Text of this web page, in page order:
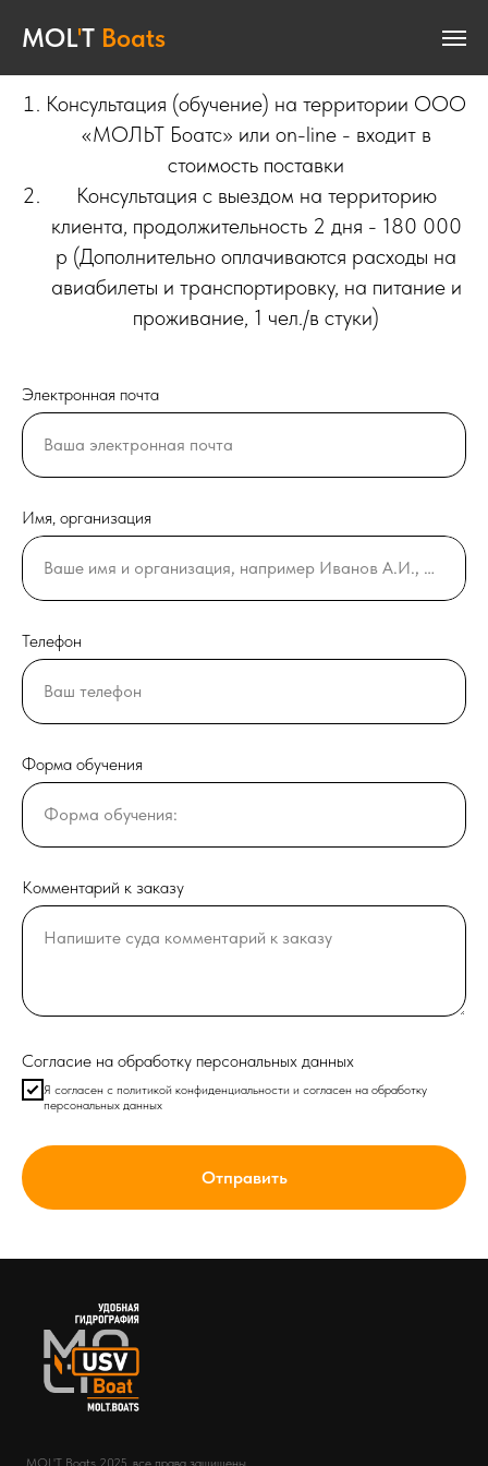
MOL' T Boats- удобная гидрография!
MOL'T Boats
Консультация (обучение) на территории ООО
«МОЛЬТ Боатс» или on-line - входит в
стоимость поставки
Консультация с выездом на территорию
клиента, продолжительность 2 дня - 180 000
р (Дополнительно оплачиваются расходы на
авиабилеты и транспортировку, на питание и
проживание, 1 чел./в стуки)
Электронная почта
Ваша электронная почта
Имя, организация
Ваше имя и организация, например Иванов А.И., ООО ГИДРОПРОЕКТ
Телефон
Ваш телефон
Форма обучения
Форма обучения:
Комментарий к заказу
Напишите суда комментарий к заказу
Согласие на обработку персональных данных
Я согласен с политикой конфиденциальности и согласен на обработку
персональных данных
Отправить